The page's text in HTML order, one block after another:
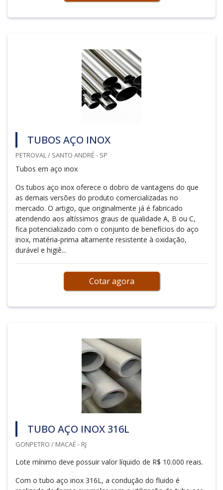
TUBOS AÇO INOX
PETROVAL / SANTO ANDRÉ - SP
Tubos em aço inox
Os tubos aço inox oferece o dobro de vantagens do que
as demais versões do produto comercializadas no
mercado. O artigo, que originalmente já é fabricado
atendendo aos altíssimos graus de qualidade A, B ou C,
fica potencializado com o conjunto de benefícios do aço
inox, matéria-prima altamente resistente à oxidação,
durável e higiê...
Cotar agora
TUBO AÇO INOX 316L
GONPETRO / MACAÉ - RJ
Lote mínimo deve possuir valor líquido de R$ 10.000 reais.
Com o tubo aço inox 316L, a condução do fluido é